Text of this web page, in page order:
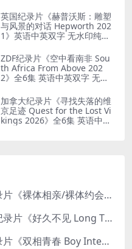
英国纪录片《赫普沃斯：雕塑
与风景的对话 Hepworth 202
1》英语中英双字 无水印纯净
ZDF纪录片《空中看南非 Sou
th Africa From Above 202
2》全6集 英语中英双字 无水
加拿大纪录片《寻找失落的维
京足迹 Quest for the Lost Vi
kings 2026》全6集 英语中英
美国纪录片《裸体相亲/裸体约会 Dating Naked 2014-2016》第1-3季全33集 英语中英双字 无水印纯净版 1080P/MKV/85.6G 裸体相亲真人秀
加拿大纪录片《好久不见 Long Time Comin 1993》英语中英双字 官方纯净版 1080P/MKV/1G 女同性艺术家
美国纪录片《双相青春 Boy Interrupted 2009》英语中英双字 官方纯净版 1080P/MKV/1.43G 青少年躁郁症